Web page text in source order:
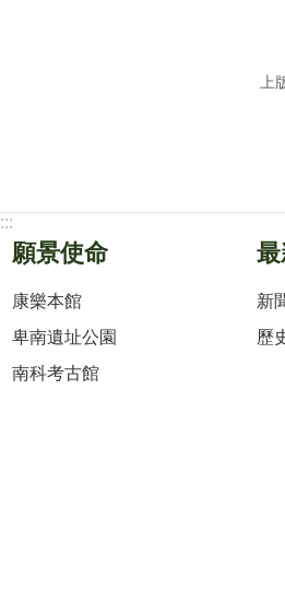
上
:::
願景使命
康樂本館
卑南遺址公園
南科考古館
新
歷